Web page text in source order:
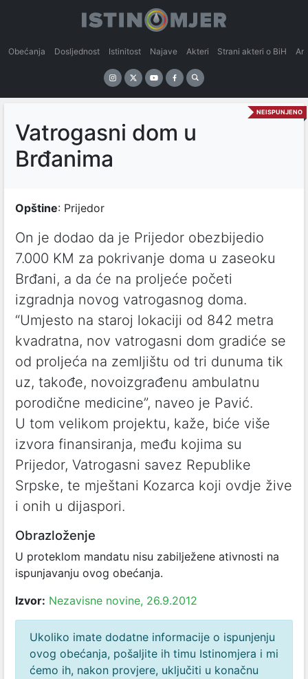
Obećanja Dosljednost Istinitost Najave Akteri Strani akteri o BiH
NEISPUNJENO
Vatrogasni dom u
Brđanima
Opštine: Prijedor
On je dodao da je Prijedor obezbijedio
7.000 KM za pokrivanje doma u zaseoku
Brđani, a da će na proljeće početi
izgradnja novog vatrogasnog doma.
“Umjesto na staroj lokaciji od 842 metra
kvadratna, nov vatrogasni dom gradiće se
od proljeća na zemljištu od tri dunuma tik
uz, takođe, novoizgrađenu ambulatnu
porodične medicine”, naveo je Pavić.
U tom velikom projektu, kaže, biće više
izvora finansiranja, među kojima su
Prijedor, Vatrogasni savez Republike
Srpske, te mještani Kozarca koji ovdje žive
i onih u dijaspori.
Obrazloženje
U proteklom mandatu nisu zabilježene ativnosti na
ispunjavanju ovog obećanja.
Izvor: Nezavisne novine, 26.9.2012
Ukoliko imate dodatne informacije o ispunjenju
ovog obećanja, pošaljite ih timu Istinomjera i mi
ćemo ih, nakon provjere, uključiti u konačnu